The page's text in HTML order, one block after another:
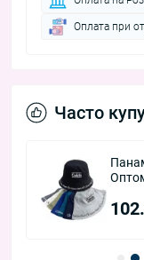
Оплата при
Часто